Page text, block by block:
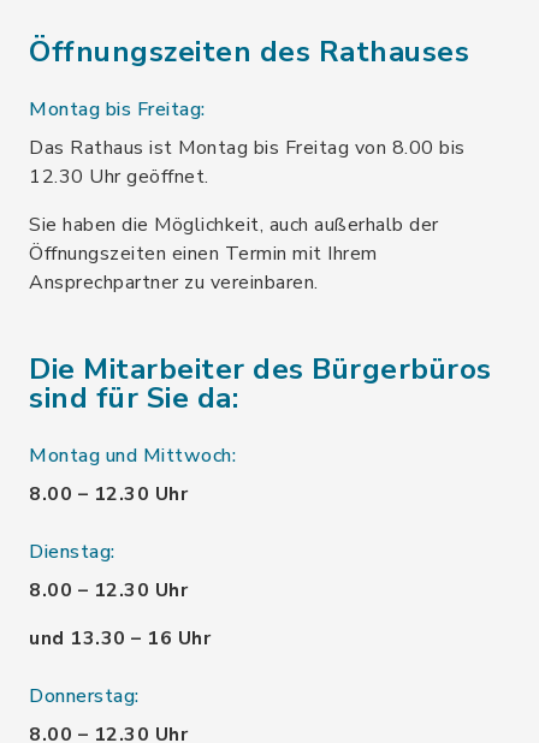
Öffnungszeiten des Rathauses
Montag bis Freitag:
Das Rathaus ist Montag bis Freitag von 8.00 bis
12.30 Uhr geöffnet.
Sie haben die Möglichkeit, auch außerhalb der
Öffnungszeiten einen Termin mit Ihrem
Ansprechpartner zu vereinbaren.
Die Mitarbeiter des Bürgerbüros
sind für Sie da:
Montag und Mittwoch:
8.00 – 12.30 Uhr
Dienstag:
8.00 – 12.30 Uhr
und 13.30 – 16 Uhr
Donnerstag:
8.00 – 12.30 Uhr